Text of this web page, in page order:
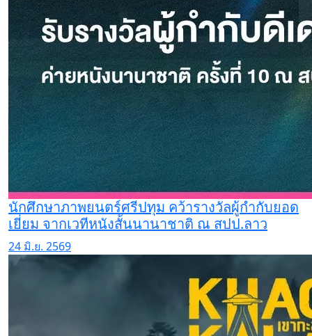
นักศึกษาภาพยนตร์ศรีปทุม คว้ารางวัลผู้กำกับยอด
เยี่ยม จากเวทีหนังสั้นนานาชาติ ณ สปป.ลาว
24 มิ.ย. 2569